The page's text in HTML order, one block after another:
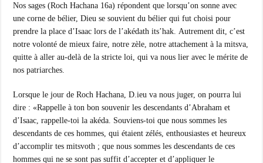
Nos sages (Roch Hachana 16a) répondent que lorsqu’on sonne avec
une corne de bélier, Dieu se souvient du bélier qui fut choisi pour
prendre la place d’Isaac lors de l’akédath its’hak. Autrement dit, c’est
notre volonté de mieux faire, notre zèle, notre attachement à la mitsva,
quitte à aller au-delà de la stricte loi, qui va nous lier avec le mérite de
nos patriarches.
Lorsque le jour de Roch Hachana, D.ieu va nous juger, on pourra lui
dire : «Rappelle à ton bon souvenir les descendants d’Abraham et
d’Isaac, rappelle-toi la akéda. Souviens-toi que nous sommes les
descendants de ces hommes, qui étaient zélés, enthousiastes et heureux
d’accomplir tes mitsvoth ; que nous sommes les descendants de ces
hommes qui ne se sont pas suffit d’accepter et d’appliquer le